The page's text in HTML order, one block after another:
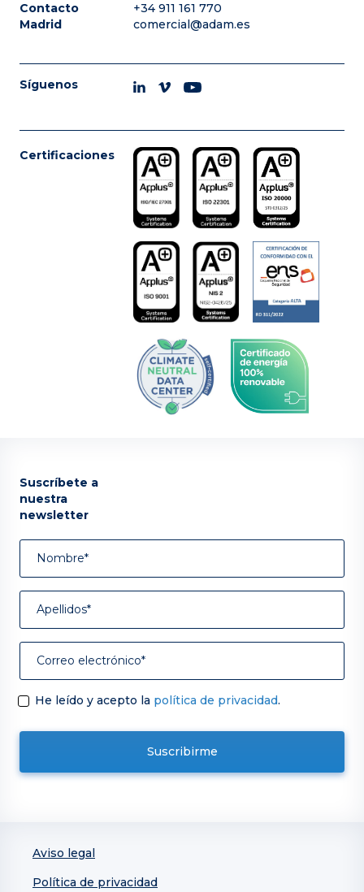
Contacto
Madrid
+34 911 161 770
comercial@adam.es
Síguenos
Certificaciones
Suscríbete a
nuestra
newsletter
He leído y acepto la política de privacidad.
Aviso legal
Política de privacidad